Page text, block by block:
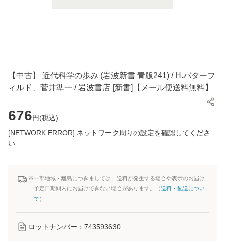
【中古】 近代科学の歩み (岩波新書 青版241) / H.バターフ
ィルド、菅井準一 / 岩波書店 [新書]【メール便送料無料】
676円(税込)
[NETWORK ERROR] ネットワーク周りの設定を確認してくださ
い
※一部地域・離島につきましては、送料が発生する場合や表示のお届け
予定日期間内にお届けできない場合があります。（送料・配送につい
て ）
ロットナンバー： 743593630